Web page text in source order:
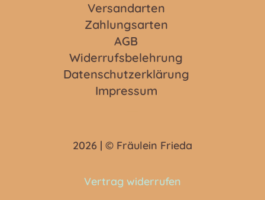
Versandarten
Zahlungsarten
AGB
Widerrufsbelehrung
Datenschutzerklärung
Impressum
2026 | © Fräulein Frieda
Vertrag widerrufen